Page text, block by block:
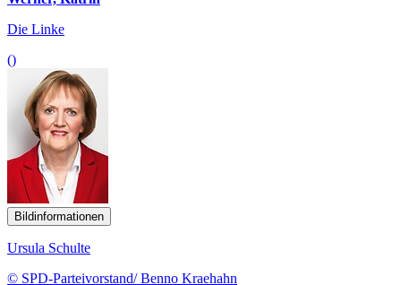
Die Linke
()
Bildinformationen
Ursula Schulte
© SPD-Parteivorstand/ Benno Kraehahn